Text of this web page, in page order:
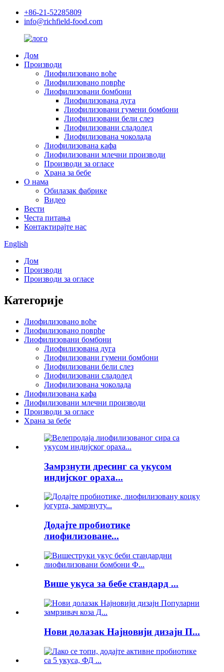
+86-21-52285809
info@richfield-food.com
Дом
Производи
Лиофилизовано воће
Лиофилизовано поврће
Лиофилизовани бомбони
Лиофилизована дуга
Лиофилизовани гумени бомбони
Лиофилизовани бели слез
Лиофилизовани сладолед
Лиофилизована чоколада
Лиофилизована кафа
Лиофилизовани млечни производи
Производи за огласе
Храна за бебе
О нама
Обилазак фабрике
Видео
Вести
Честа питања
Контактирајте нас
English
Дом
Производи
Производи за огласе
Категорије
Лиофилизовано воће
Лиофилизовано поврће
Лиофилизовани бомбони
Лиофилизована дуга
Лиофилизовани гумени бомбони
Лиофилизовани бели слез
Лиофилизовани сладолед
Лиофилизована чоколада
Лиофилизована кафа
Лиофилизовани млечни производи
Производи за огласе
Храна за бебе
Замрзнути дресинг са укусом
индијског ораха...
Додајте пробиотике
лиофилизоване...
Више укуса за бебе стандард ...
Нови долазак Најновији дизајн П...